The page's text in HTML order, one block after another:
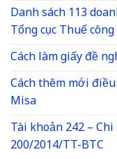
Danh sách 113
Tổng cục Thuế
Cách làm giấy đề
Cách thêm mới
Misa
Tài khoản 242 –
200/2014/TT-BTC